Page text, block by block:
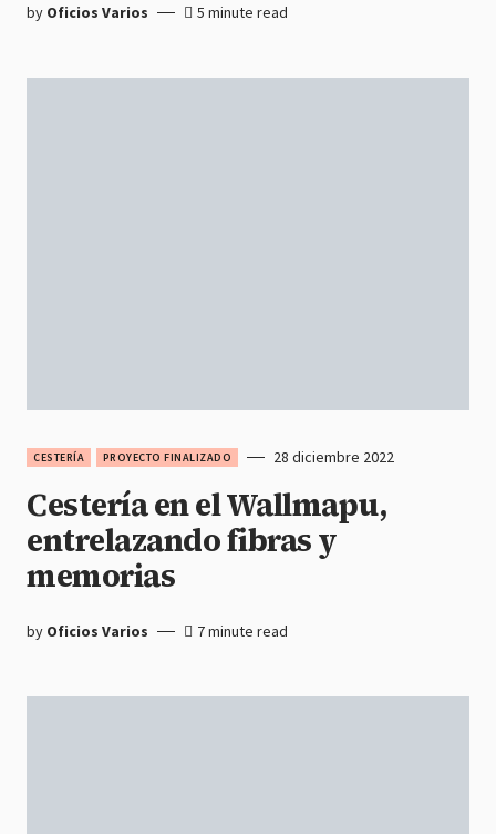
by Oficios Varios 5 minute read
CESTERÍA PROYECTO FINALIZADO 28 diciembre 2022
Cestería en el Wallmapu,
entrelazando fibras y
memorias
by Oficios Varios 7 minute read